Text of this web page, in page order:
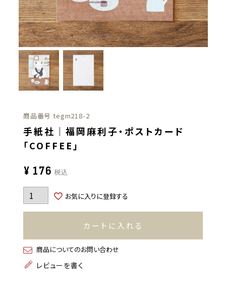
商品番号 tegm218-2
手紙社｜福岡麻利子・ポストカード
「COFFEE」
¥ 176 税込
お気に入りに登録する
カートに入れる
商品についてのお問い合わせ
レビューを書く